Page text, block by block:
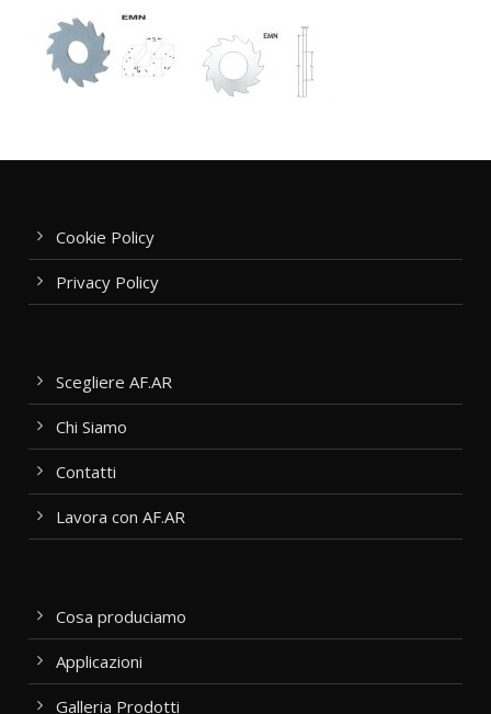
Cookie Policy
Privacy Policy
Scegliere AF.AR
Chi Siamo
Contatti
Lavora con AF.AR
Cosa produciamo
Applicazioni
Galleria Prodotti